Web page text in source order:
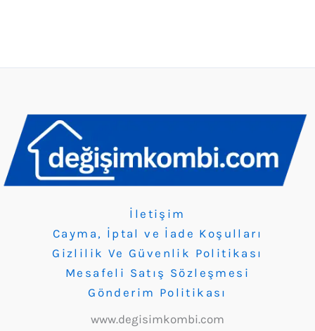
İletişim
Cayma, İptal ve İade Koşulları
Gizlilik Ve Güvenlik Politikası
Mesafeli Satış Sözleşmesi
Gönderim Politikası
www.degisimkombi.com